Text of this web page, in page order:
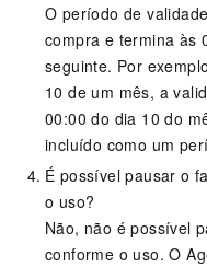
O período de
compra e termina às
seguinte. Por
10 de um mês, a
00:00 do dia 10 do
incluído como um
É possível pausar o
o uso?
Não, não é possível
conforme o uso. O